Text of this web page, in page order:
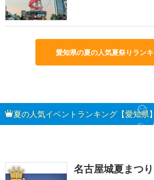
愛知県の夏の人気夏祭りラン
夏の人気イベントランキング【愛知県】
1 名古屋城夏まつ